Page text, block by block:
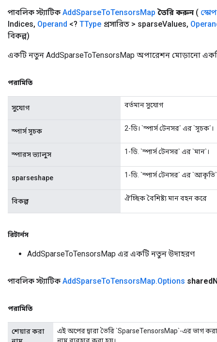
পাবলিক স্ট্যাটিক AddSparseToTensorsMap তৈরি করুন ( স্কোপ
Indices, Operand <? TType প্রসারিত > sparseValues,
বিকল্প)
একটি নতুন AddSparseToTensorsMap অপারেশন মোড়ানো একটি
পরামিতি
সুযোগ বর্তমান সুযোগ
স্পার্স সূচক 2-ডি। `স্পার্স টেনসর` এর `সূচক`।
স্পারস ভ্যালুস 1-ডি. `স্পার্স টেনসর` এর `মান`।
sparseshape 1-ডি. `স্পার্স টেনসর` এর
বিকল্প ঐচ্ছিক বৈশিষ্ট্য মান বহন করে
রিটার্নস
AddSparseToTensorsMap এর একটি নতুন উদাহরণ
পাবলিক স্ট্যাটিক AddSparseToTensorsMap.Options shared
পরামিতি
শেয়ার করা
এই অপের দ্বারা তৈরি `SparseTensorsMap`-এর ভাগ